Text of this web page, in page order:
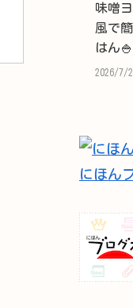
味噌
風で
はん🍚
2026/7/
にほん